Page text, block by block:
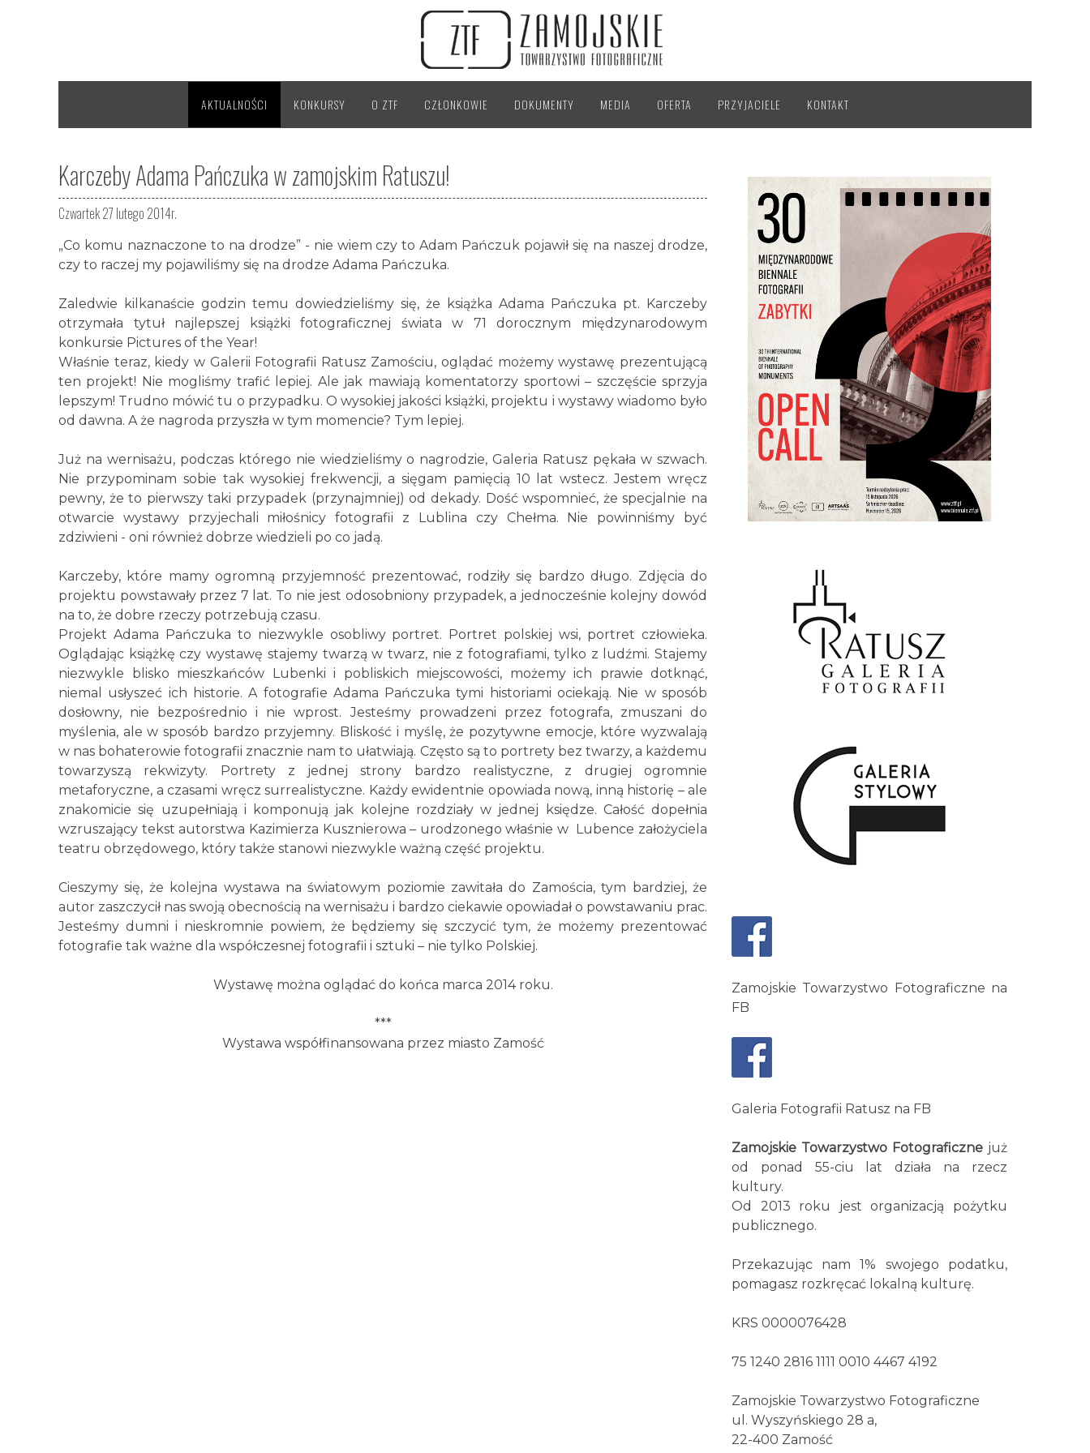
AKTUALNOŚCI KONKURSY O ZTF CZŁONKOWIE DOKUMENTY MEDIA OFERTA PRZYJACIELE KONTAKT
Karczeby Adama Pańczuka w zamojskim Ratuszu!
Czwartek 27 lutego 2014r.
„Co komu naznaczone to na drodze” - nie wiem czy to Adam Pańczuk pojawił się na naszej drodze,
czy to raczej my pojawiliśmy się na drodze Adama Pańczuka.
Zaledwie kilkanaście godzin temu dowiedzieliśmy się, że książka Adama Pańczuka pt. Karczeby
otrzymała tytuł najlepszej książki fotograficznej świata w 71 dorocznym międzynarodowym
konkursie Pictures of the Year!
Właśnie teraz, kiedy w Galerii Fotografii Ratusz Zamościu, oglądać możemy wystawę prezentującą
ten projekt! Nie mogliśmy trafić lepiej. Ale jak mawiają komentatorzy sportowi – szczęście sprzyja
lepszym! Trudno mówić tu o przypadku. O wysokiej jakości książki, projektu i wystawy wiadomo było
od dawna. A że nagroda przyszła w tym momencie? Tym lepiej.
Już na wernisażu, podczas którego nie wiedzieliśmy o nagrodzie, Galeria Ratusz pękała w szwach.
Nie przypominam sobie tak wysokiej frekwencji, a sięgam pamięcią 10 lat wstecz. Jestem wręcz
pewny, że to pierwszy taki przypadek (przynajmniej) od dekady. Dość wspomnieć, że specjalnie na
otwarcie wystawy przyjechali miłośnicy fotografii z Lublina czy Chełma. Nie powinniśmy być
zdziwieni - oni również dobrze wiedzieli po co jadą.
Karczeby, które mamy ogromną przyjemność prezentować, rodziły się bardzo długo. Zdjęcia do
projektu powstawały przez 7 lat. To nie jest odosobniony przypadek, a jednocześnie kolejny dowód
na to, że dobre rzeczy potrzebują czasu.
Projekt Adama Pańczuka to niezwykle osobliwy portret. Portret polskiej wsi, portret człowieka.
Oglądając książkę czy wystawę stajemy twarzą w twarz, nie z fotografiami, tylko z ludźmi. Stajemy
niezwykle blisko mieszkańców Lubenki i pobliskich miejscowości, możemy ich prawie dotknąć,
niemal usłyszeć ich historie. A fotografie Adama Pańczuka tymi historiami ociekają. Nie w sposób
dosłowny, nie bezpośrednio i nie wprost. Jesteśmy prowadzeni przez fotografa, zmuszani do
myślenia, ale w sposób bardzo przyjemny. Bliskość i myślę, że pozytywne emocje, które wyzwalają
w nas bohaterowie fotografii znacznie nam to ułatwiają. Często są to portrety bez twarzy, a każdemu
towarzyszą rekwizyty. Portrety z jednej strony bardzo realistyczne, z drugiej ogromnie
metaforyczne, a czasami wręcz surrealistyczne. Każdy ewidentnie opowiada nową, inną historię – ale
znakomicie się uzupełniają i komponują jak kolejne rozdziały w jednej księdze. Całość dopełnia
wzruszający tekst autorstwa Kazimierza Kusznierowa – urodzonego właśnie w Lubence założyciela
teatru obrzędowego, który także stanowi niezwykle ważną część projektu.
Cieszymy się, że kolejna wystawa na światowym poziomie zawitała do Zamościa, tym bardziej, że
autor zaszczycił nas swoją obecnością na wernisażu i bardzo ciekawie opowiadał o powstawaniu prac.
Jesteśmy dumni i nieskromnie powiem, że będziemy się szczycić tym, że możemy prezentować
fotografie tak ważne dla współczesnej fotografii i sztuki – nie tylko Polskiej.
Wystawę można oglądać do końca marca 2014 roku.
***
Wystawa współfinansowana przez miasto Zamość
Zamojskie Towarzystwo Fotograficzne na
FB
Galeria Fotografii Ratusz na FB
Zamojskie Towarzystwo Fotograficzne już
od ponad 55-ciu lat działa na rzecz
kultury.
Od 2013 roku jest organizacją pożytku
publicznego.
Przekazując nam 1% swojego podatku,
pomagasz rozkręcać lokalną kulturę.
KRS 0000076428
75 1240 2816 1111 0010 4467 4192
Zamojskie Towarzystwo Fotograficzne
ul. Wyszyńskiego 28 a,
22-400 Zamość